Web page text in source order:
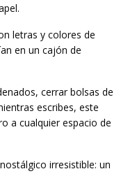
letras y colores de
en un cajón de
cerrar bolsas de
escribes, este
a cualquier espacio de
irresistible: un